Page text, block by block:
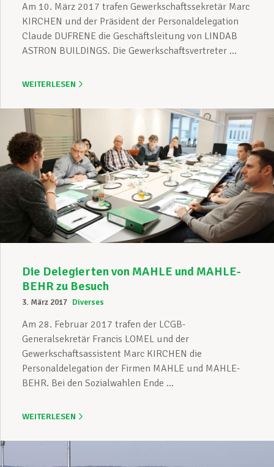
Am 10. März 2017 trafen Gewerkschaftssekretär Marc
KIRCHEN und der Präsident der Personaldelegation
Claude DUFRENE die Geschäftsleitung von LINDAB
ASTRON BUILDINGS. Die Gewerkschaftsvertreter ...
WEITERLESEN
Die Delegierten von MAHLE und MAHLE-
BEHR zu Besuch
3. März 2017 Diverses
Am 28. Februar 2017 trafen der LCGB-
Generalsekretär Francis LOMEL und der
Gewerkschaftsassistent Marc KIRCHEN die
Personaldelegation der Firmen MAHLE und MAHLE-
BEHR. Bei den Sozialwahlen Ende ...
WEITERLESEN